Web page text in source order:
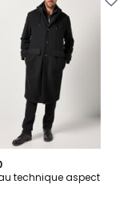
technique aspect